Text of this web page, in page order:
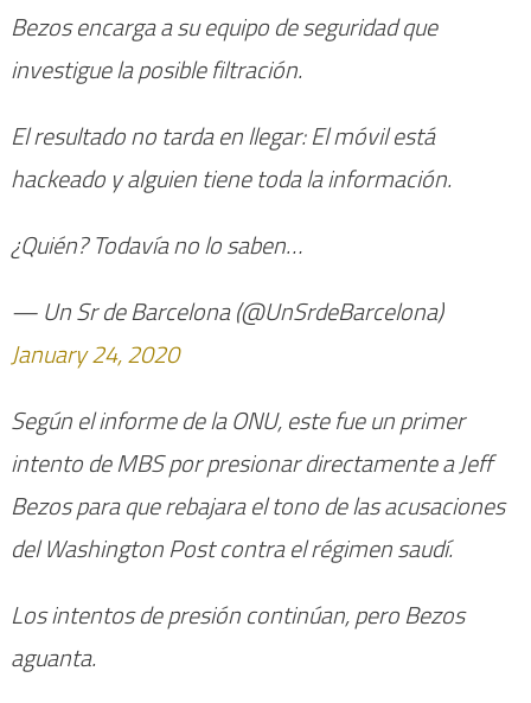
Bezos encarga a su equipo de seguridad que
investigue la posible filtración.
El resultado no tarda en llegar: El móvil está
hackeado y alguien tiene toda la información.
¿Quién? Todavía no lo saben…
— Un Sr de Barcelona (@UnSrdeBarcelona)
January 24, 2020
Según el informe de la ONU, este fue un primer
intento de MBS por presionar directamente a Jeff
Bezos para que rebajara el tono de las acusaciones
del Washington Post contra el régimen saudí.
Los intentos de presión continúan, pero Bezos
aguanta.